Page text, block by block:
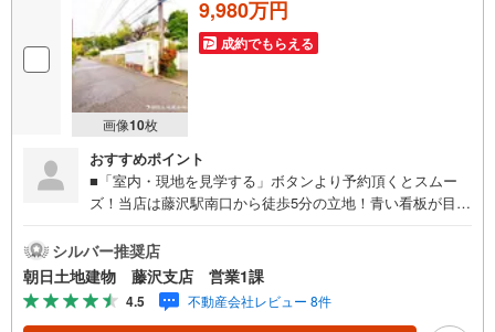
画像10枚
9,980万円
成約でもらえる
おすすめポイント
■「室内・現地を見学する」ボタンより予約頂くとスムー
ズ！当店は藤沢駅南口から徒歩5分の立地！青い看板が目印
ナーなど、お子様にも退屈せずにお過ごし頂けます。■ テ
レワークで作業効率のUP化オウチ時間で人生を豊かにする
ためにONとOFFを切り替えて、家族との時間も増えて幸せ
マイホームを！■ 住宅ローンのご相談承ります。■住まい選
シルバー推奨店
朝日土地建物 藤沢支店 営業1課
4.5 不動産会社レビュー 8件